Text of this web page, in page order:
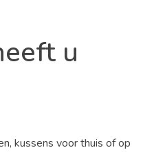
u
kussens voor thuis of op